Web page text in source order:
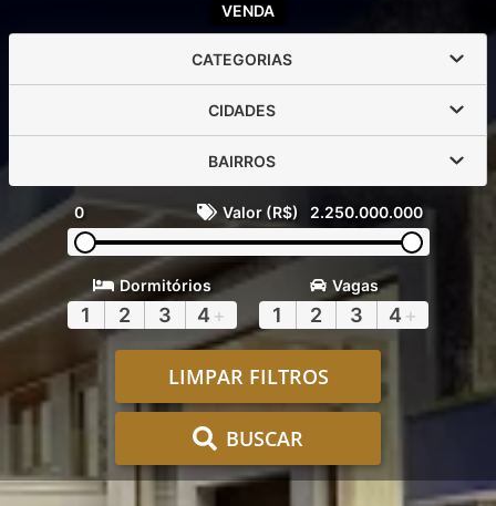
VENDA
CATEGORIAS
CIDADES
BAIRROS
0 Valor (R$) 2.250.000.000
Dormitórios
1 2 3 4 +
Vagas
1 2 3 4 +
LIMPAR FILTROS
BUSCAR